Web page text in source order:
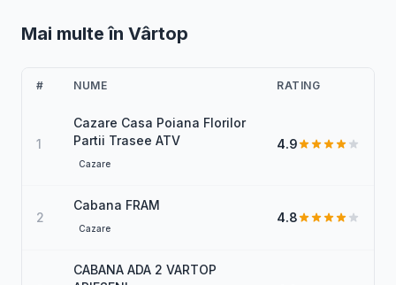
Mai multe în Vârtop
# NUME RATING
1
Cazare Casa Poiana Florilor
Partii Trasee ATV
Cazare
4.9
2
Cabana FRAM
Cazare
4.8
CABANA ADA 2 VARTOP